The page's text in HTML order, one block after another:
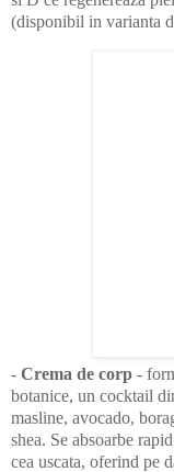
(disponibil in varianta
- Crema de corp -
botanice, un cocktail
masline, avocado,
shea. Se absoarbe
cea uscata, oferind pe